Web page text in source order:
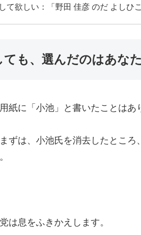
て欲しい：「野田 佳彦 のだ よしひ
も、選んだのはあな
紙に「小池」と書いたことはあ
ずは、小池氏を消去したとこ
は息をふきかえします。